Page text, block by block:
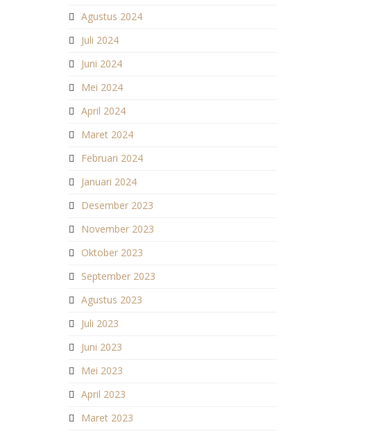
Agustus 2024
Juli 2024
Juni 2024
Mei 2024
April 2024
Maret 2024
Februari 2024
Januari 2024
Desember 2023
November 2023
Oktober 2023
September 2023
Agustus 2023
Juli 2023
Juni 2023
Mei 2023
April 2023
Maret 2023